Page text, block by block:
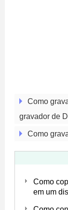
Como
gravador de
Como
Como
em um